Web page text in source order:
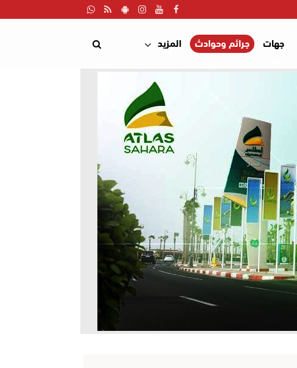
جهات جرائم وحوادث المزيد